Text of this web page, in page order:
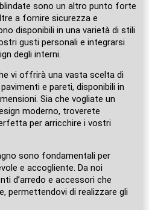
sono un altro punto forte
a fornire sicurezza e
disponibili in una varietà di stili
gusti personali e integrarsi
degli interni.
vi offrirà una vasta scelta di
e pareti, disponibili in
Sia che vogliate un
moderno, troverete
per arricchire i vostri
sono fondamentali per
e accogliente. Da noi
d’arredo e accessori che
permettendovi di realizzare gli